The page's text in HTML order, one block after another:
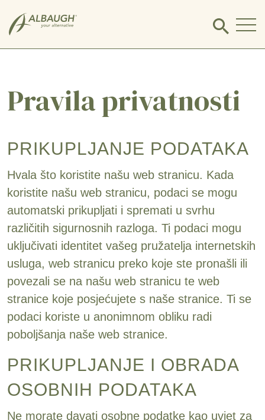
Click
search
Pravila privatnosti
PRIKUPLJANJE PODATAKA
Hvala što koristite našu web stranicu. Kada
koristite našu web stranicu, podaci se mogu
automatski prikupljati i spremati u svrhu
različitih sigurnosnih razloga. Ti podaci mogu
uključivati identitet vašeg pružatelja internetskih
usluga, web stranicu preko koje ste pronašli ili
povezali se na našu web stranicu te web
stranice koje posjećujete s naše stranice. Ti se
podaci koriste u anonimnom obliku radi
poboljšanja naše web stranice.
PRIKUPLJANJE I OBRADA
OSOBNIH PODATAKA
Ne morate davati osobne podatke kao uvjet za